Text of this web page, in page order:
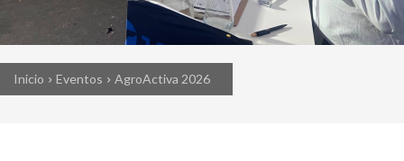
Inicio Eventos AgroActiva 2026